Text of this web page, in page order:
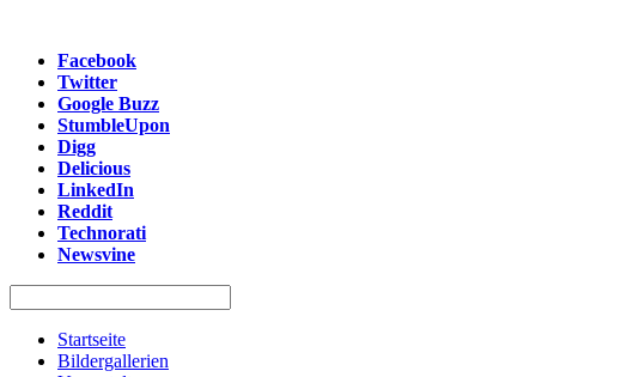
Facebook
Twitter
Google Buzz
StumbleUpon
Digg
Delicious
LinkedIn
Reddit
Technorati
Newsvine
Startseite
Bildergallerien